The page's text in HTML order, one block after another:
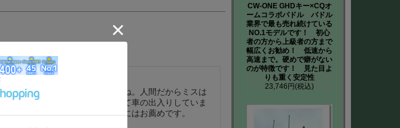
ナを使っていました。
んな経験の方は多いでしょうね。人間だからミスは
を選択しました。もう安心して車の出入りしていま
とも私と同じ失敗経験ある方にはお薦めです。
CW-ONE GHDキー×CQオ
ームコラボパドル パドル
業界で最も売れ続けている
NO.1モデルです！ 初心
者の方から上級者の方まで
幅広くお勧め！ 低速から
高速まで。硬めで癖がない
のが特徴です！ 見た目よ
りも重く安定性
23,746円(税込)